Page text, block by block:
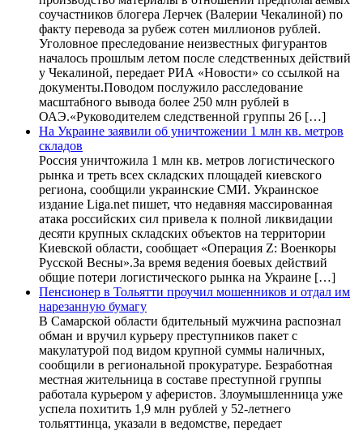
соучастников блогера Лерчек (Валерии Чекалиной) по
факту перевода за рубеж сотен миллионов рублей.
Уголовное преследование неизвестных фигурантов
началось прошлым летом после следственных действий
у Чекалиной, передает РИА «Новости» со ссылкой на
документы.Поводом послужило расследование
масштабного вывода более 250 млн рублей в
ОАЭ.«Руководителем следственной группы 26 […]
На Украине заявили об уничтожении 1 млн кв. метров
складов
Россия уничтожила 1 млн кв. метров логистического
рынка и треть всех складских площадей киевского
региона, сообщили украинские СМИ. Украинское
издание Liga.net пишет, что недавняя массированная
атака российских сил привела к полной ликвидации
десяти крупных складских объектов на территории
Киевской области, сообщает «Операция Z: Военкоры
Русской Весны».За время ведения боевых действий
общие потери логистического рынка на Украине […]
Пенсионер в Тольятти проучил мошенников и отдал им
нарезанную бумагу
В Самарской области бдительный мужчина распознал
обман и вручил курьеру преступников пакет с
макулатурой под видом крупной суммы наличных,
сообщили в региональной прокуратуре. Безработная
местная жительница в составе преступной группы
работала курьером у аферистов. Злоумышленница уже
успела похитить 1,9 млн рублей у 52-летнего
тольяттинца, указали в ведомстве, передает